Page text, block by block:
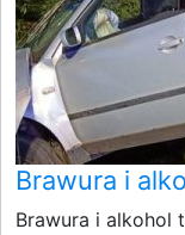
Brawura i
Brawura i alkohol